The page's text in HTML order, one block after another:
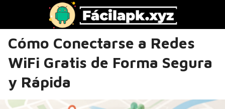
Cómo Conectarse a Redes
WiFi Gratis de Forma Segura
y Rápida